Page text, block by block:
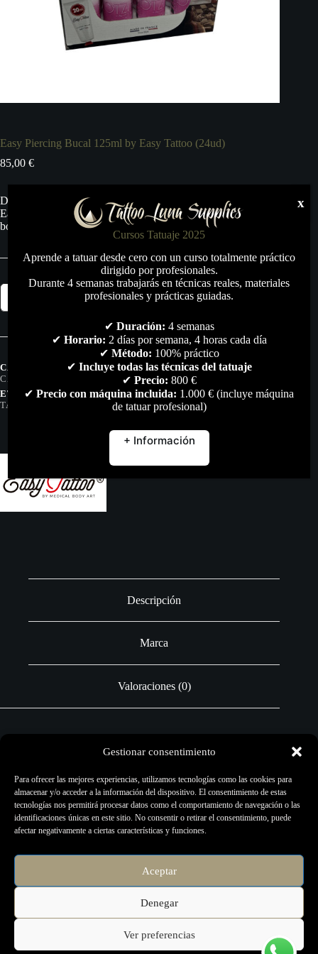
Gestionar consentimiento
Para ofrecer las mejores experiencias, utilizamos tecnologías como las cookies para
almacenar y/o acceder a la información del dispositivo. El consentimiento de estas
tecnologías nos permitirá procesar datos como el comportamiento de navegación o las
identificaciones únicas en este sitio. No consentir o retirar el consentimiento, puede
afectar negativamente a ciertas características y funciones.
Aceptar
Denegar
Ver preferencias
Easy Piercing Bucal 125ml by Easy Tattoo (24ud)
85,00 €
Destinado a la higiene bucal, la solución de enjuague bucal
Easy piercing es ideal para el mantenimiento de piercings en la
boca.
Easy
Bucal
by
(24ud)
cantidad
Añadir al carrito
CATEGORÍAS:HIGIENE & DESINFECCIÓN, PIERCING,SKIN
CARE
ETIQUETAS:CURACIÓN,EASY, EASY-PIERCING,EASY-
TATTOO
Descripción
Marca
Valoraciones (0)
alterar el equilibrio natural y delicado de la boca.
INSTRUCCIONES DE USO:
de medición, diluya 1 volumen de la solución de enjuague bucal en
3 volúmenes de agua. Realizar un colutorio enérgico por un mínimo
de 30 segundos. No lo tragues.
Copyright © 2026 - Página creada porMicromercio.com
Cursos Tatuaje 2025
Aprende a tatuar desde cero con un curso totalmente práctico
dirigido por profesionales.
Durante 4 semanas trabajarás en técnicas reales, materiales
profesionales y prácticas guiadas.
✔ Duración: 4 semanas
✔ Horario: 2 días por semana, 4 horas cada día
✔ Método: 100% práctico
✔ Incluye todas las técnicas del tatuaje
✔ Precio: 800 €
✔ Precio con máquina incluida: 1.000 € (incluye máquina
de tatuar profesional)
+ Información
x